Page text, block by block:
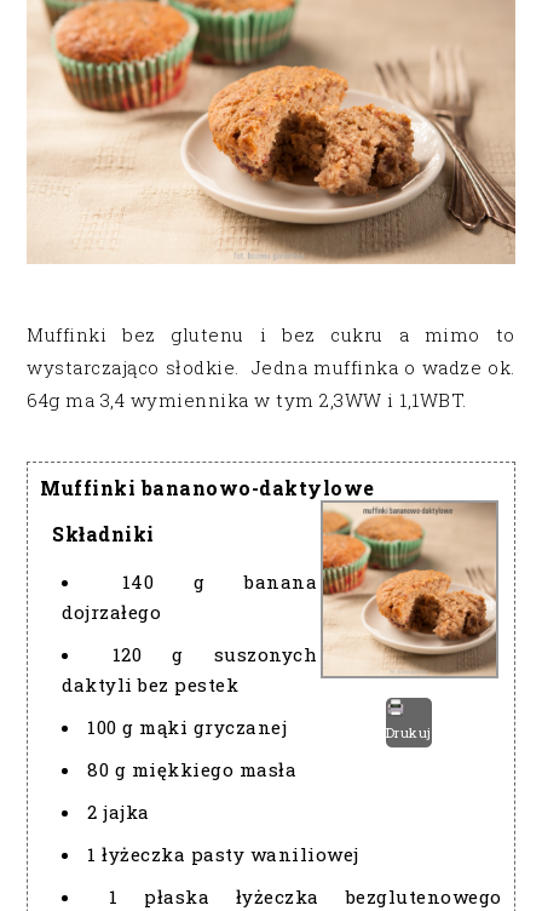
Muffinki bez glutenu i bez cukru a mimo to
wystarczająco słodkie. Jedna muffinka o wadze ok.
64g ma 3,4 wymiennika w tym 2,3WW i 1,1WBT.
Muffinki bananowo-daktylowe
Drukuj
Składniki
140 g banana
dojrzałego
120 g suszonych
daktyli bez pestek
100 g mąki gryczanej
80 g miękkiego masła
2 jajka
1 łyżeczka pasty waniliowej
1 płaska łyżeczka bezglutenowego